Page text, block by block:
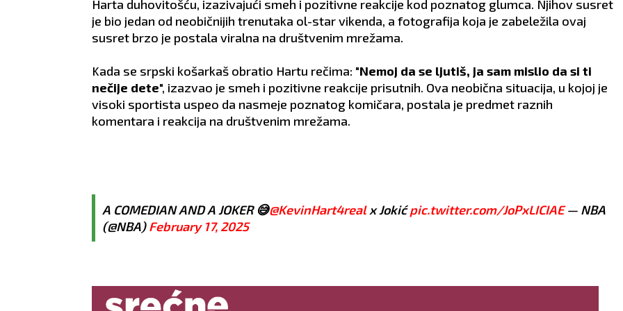
Harta duhovitošću, izazivajući smeh i pozitivne reakcije kod poznatog glumca. Njihov susret
je bio jedan od neobičnijih trenutaka ol-star vikenda, a fotografija koja je zabeležila ovaj
susret brzo je postala viralna na društvenim mrežama.
Kada se srpski košarkaš obratio Hartu rečima: "Nemoj da se ljutiš, ja sam mislio da si ti
nečije dete", izazvao je smeh i pozitivne reakcije prisutnih. Ova neobična situacija, u kojoj je
visoki sportista uspeo da nasmeje poznatog komičara, postala je predmet raznih
komentara i reakcija na društvenim mrežama.
A COMEDIAN AND A JOKER 😅@KevinHart4realx Jokićpic.twitter.com/JoPxLICIAE— NBA
(@NBA)February 17, 2025